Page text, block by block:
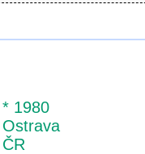
* 1980
Ostrava
ČR